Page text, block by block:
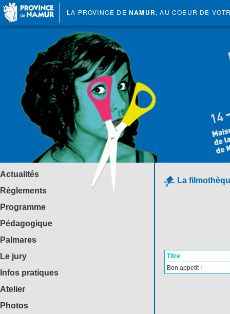
LA PROVINCE DE NAMUR, AU COEUR DE
Actualités
Règlements
Programme
Pédagogique
Palmares
Le jury
Infos pratiques
Atelier
Photos
La
Titre
Bon appetit !